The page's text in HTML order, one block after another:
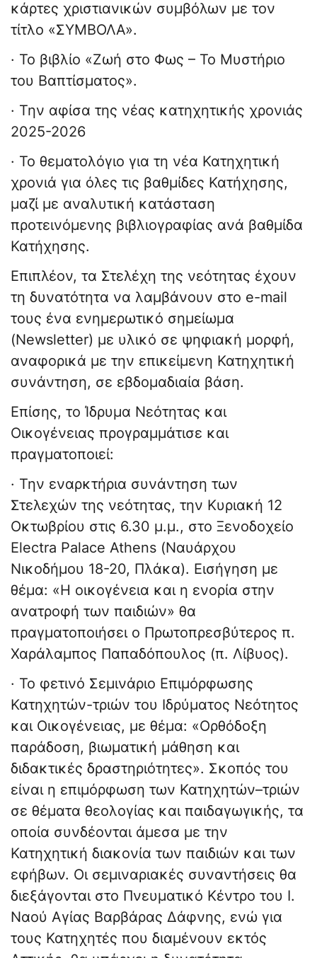
κάρτες χριστιανικών συμβόλων με τον
τίτλο «ΣΥΜΒΟΛΑ».
· Το βιβλίο «Ζωή στο Φως – Το Μυστήριο
του Βαπτίσματος».
· Την αφίσα της νέας κατηχητικής χρονιάς
2025-2026
· Το θεματολόγιο για τη νέα Κατηχητική
χρονιά για όλες τις βαθμίδες Κατήχησης,
μαζί με αναλυτική κατάσταση
προτεινόμενης βιβλιογραφίας ανά βαθμίδα
Κατήχησης.
Επιπλέον, τα Στελέχη της νεότητας έχουν
τη δυνατότητα να λαμβάνουν στο e-mail
τους ένα ενημερωτικό σημείωμα
(Newsletter) με υλικό σε ψηφιακή μορφή,
αναφορικά με την επικείμενη Κατηχητική
συνάντηση, σε εβδομαδιαία βάση.
Επίσης, το Ίδρυμα Νεότητας και
Οικογένειας προγραμμάτισε και
πραγματοποιεί:
· Την εναρκτήρια συνάντηση των
Στελεχών της νεότητας, την Κυριακή 12
Οκτωβρίου στις 6.30 μ.μ., στο Ξενοδοχείο
Electra Palace Athens (Ναυάρχου
Νικοδήμου 18-20, Πλάκα). Εισήγηση με
θέμα: «Η οικογένεια και η ενορία στην
ανατροφή των παιδιών» θα
πραγματοποιήσει ο Πρωτοπρεσβύτερος π.
Χαράλαμπος Παπαδόπουλος (π. Λίβυος).
· Το φετινό Σεμινάριο Επιμόρφωσης
Κατηχητών-τριών του Ιδρύματος Νεότητος
και Οικογένειας, με θέμα: «Ορθόδοξη
παράδοση, βιωματική μάθηση και
διδακτικές δραστηριότητες». Σκοπός του
είναι η επιμόρφωση των Κατηχητών–τριών
σε θέματα θεολογίας και παιδαγωγικής, τα
οποία συνδέονται άμεσα με την
Κατηχητική διακονία των παιδιών και των
εφήβων. Οι σεμιναριακές συναντήσεις θα
διεξάγονται στο Πνευματικό Κέντρο του Ι.
Ναού Αγίας Βαρβάρας Δάφνης, ενώ για
τους Κατηχητές που διαμένουν εκτός